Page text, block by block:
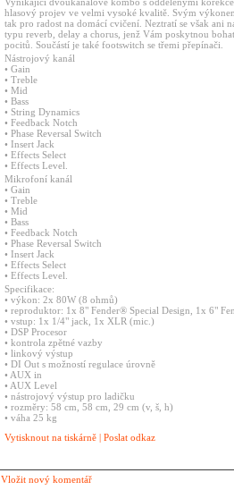
hlasový projev ve velmi vysoké kvalitě. Svým
tak pro radost na domácí cvičení. Neztratí se však ani
typu reverb, delay a chorus, jenž Vám poskytnou
pocitů. Součástí je také footswitch se třemi přepínači.
Nástrojový kanál
• Gain
• Treble
• Mid
• Bass
• String Dynamics
• Feedback Notch
• Phase Reversal Switch
• Insert Jack
• Effects Select
• Effects Level.
Mikrofoní kanál
• Gain
• Treble
• Mid
• Bass
• Feedback Notch
• Phase Reversal Switch
• Insert Jack
• Effects Select
• Effects Level.
Specifikace:
• výkon: 2x 80W (8 ohmů)
• reproduktor: 1x 8" Fender® Special Design, 1x 6"
• vstup: 1x 1/4" jack, 1x XLR (mic.)
• DSP Procesor
• kontrola zpětné vazby
• linkový výstup
• DI Out s možností regulace úrovně
• AUX in
• AUX Level
• nástrojový výstup pro ladičku
• rozměry: 58 cm, 58 cm, 29 cm (v, š, h)
• váha 25 kg
Vytisknout na tiskárně | Poslat odkaz
Vložit nový komentář